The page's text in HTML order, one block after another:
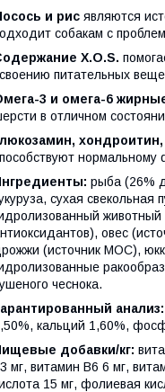
и рис являются
собакам с
X.O.S.
питательных
3 и омега-6
в отличном
нормальному
рыба (26%
сухая
овес
(источник МОС),
чеснока.
анализ:
кальций 1,60%,
добавки/кг:
мг, витамин В6 6 мг,
15 мг, фолиевая